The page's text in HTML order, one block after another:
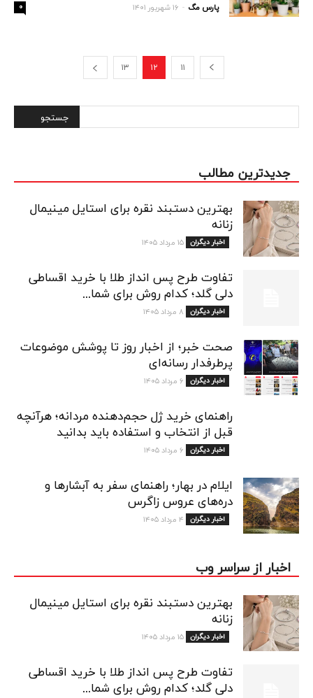
پارس مگ - ۱۶ شهریور ۱۴۰۱ ۰
۱۱ ۱۲ ۱۳
جدیدترین مطالب
بهترین دستبند نقره برای استایل مینیمال
زنانه
اخبار دیگران ۱۵ مرداد ۱۴۰۵
تفاوت طرح پس انداز طلا با خرید اقساطی
دلی گلد؛ کدام روش برای شما...
اخبار دیگران ۸ مرداد ۱۴۰۵
صحت خبر؛ از اخبار روز تا پوشش موضوعات
پرطرفدار رسانه‌ای
اخبار دیگران ۶ مرداد ۱۴۰۵
راهنمای خرید ژل حجم‌دهنده مردانه؛ هرآنچه
قبل از انتخاب و استفاده باید بدانید
اخبار دیگران ۶ مرداد ۱۴۰۵
ایلام در بهار؛ راهنمای سفر به آبشارها و
دره‌های عروس زاگرس
اخبار دیگران ۴ مرداد ۱۴۰۵
اخبار از سراسر وب
بهترین دستبند نقره برای استایل مینیمال
زنانه
اخبار دیگران ۱۵ مرداد ۱۴۰۵
تفاوت طرح پس انداز طلا با خرید اقساطی
دلی گلد؛ کدام روش برای شما...